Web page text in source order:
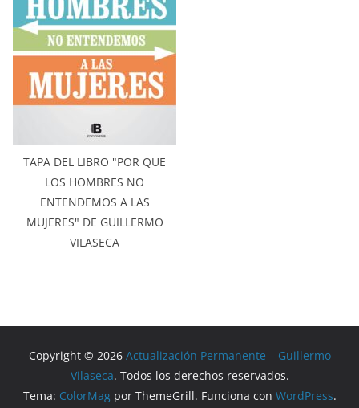
TAPA DEL LIBRO "POR QUE
LOS HOMBRES NO
ENTENDEMOS A LAS
MUJERES" DE GUILLERMO
VILASECA
Copyright © 2026 Actualización Permanente – Guillermo
Vilaseca. Todos los derechos reservados.
Tema: ColorMagpor ThemeGrill. Funciona con WordPress.